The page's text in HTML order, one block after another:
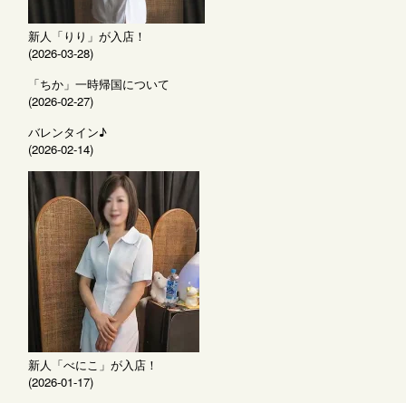
新人「りり」が入店！
(2026-03-28)
「ちか」一時帰国について
(2026-02-27)
バレンタイン♪
(2026-02-14)
新人「べにこ」が入店！
(2026-01-17)